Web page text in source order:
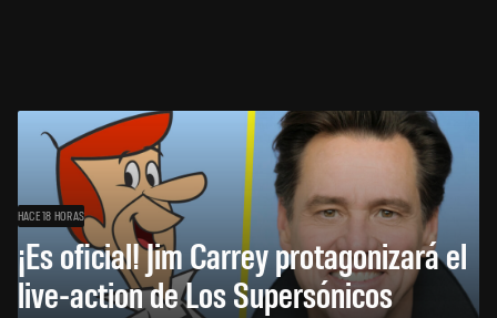
HACE 18 HORAS
¡Es oficial! Jim Carrey protagonizará el
live-action de Los Supersónicos